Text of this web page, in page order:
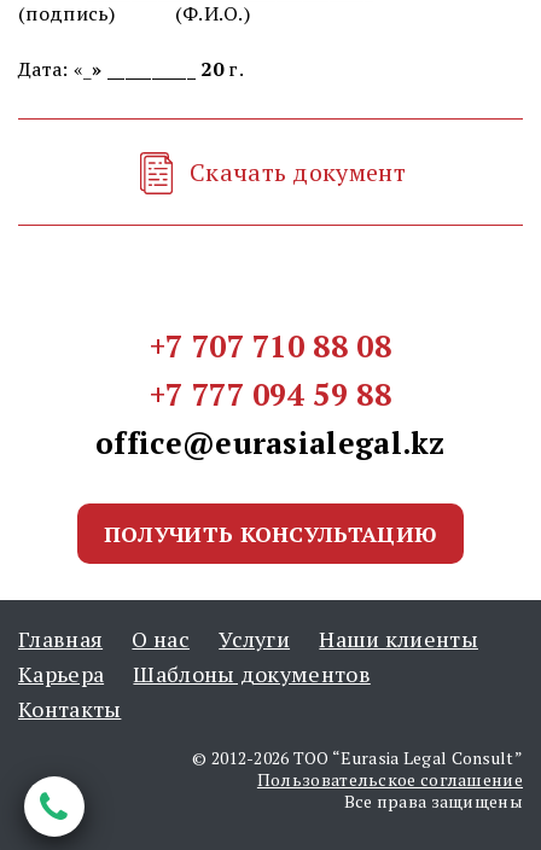
(подпись)
(Ф.И.О.)
Дата: «_» __________ 20г.
Скачать документ
+7 707 710 88 08
+7 777 094 59 88
office@eurasialegal.kz
ПОЛУЧИТЬ КОНСУЛЬТАЦИЮ
Главная О нас Услуги
Наши клиенты
Карьера
Шаблоны документов
Контакты
© 2012-2026 ТОО “Eurasia Legal Consult”
Пользовательское соглашение
Все права защищены